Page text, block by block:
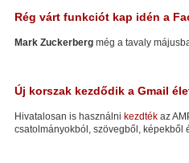
Rég várt funkciót kap idén a
Mark Zuckerberg még a tavaly
Új korszak kezdődik a Gmail
Hivatalosan is használni kezdték az
csatolmányokból, szövegből, képekből